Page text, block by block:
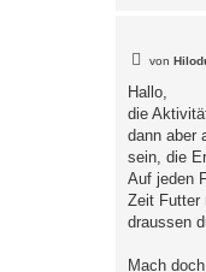
B
i
t
r
g
von
Hallo,
die
dann aber
sein, die
Auf jeden
Zeit Futter
draussen
Mach